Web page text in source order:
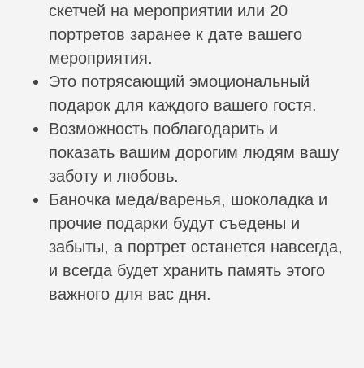
скетчей на мероприятии или 20
портретов заранее к дате вашего
мероприятия.
Это потрясающий эмоциональный
подарок для каждого вашего гостя.
Возможность поблагодарить и
показать вашим дорогим людям вашу
заботу и любовь.
Баночка меда/варенья, шоколадка и
прочие подарки будут съедены и
забыты, а портрет останется навсегда,
и всегда будет хранить память этого
важного для вас дня.